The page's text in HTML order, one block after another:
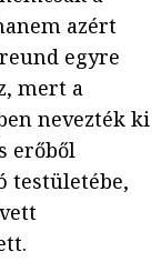
azért
egyre
mert a
nevezték ki
erőből
testületébe,